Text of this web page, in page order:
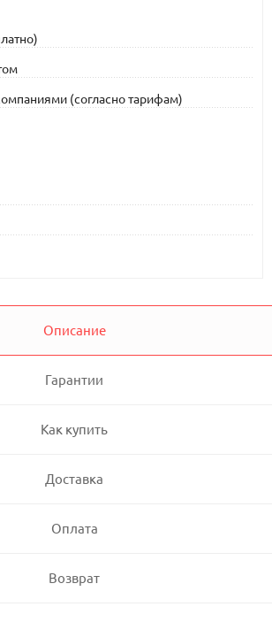
(согласно тарифам)
Описание
Гарантии
Как купить
Доставка
Оплата
Возврат